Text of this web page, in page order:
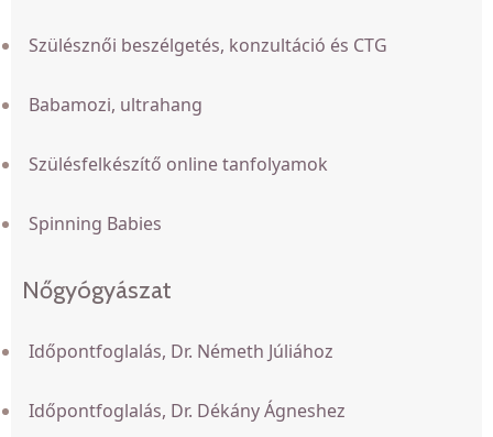
Szülésznői beszélgetés, konzultáció és CTG
Babamozi, ultrahang
Szülésfelkészítő online tanfolyamok
Spinning Babies
Nőgyógyászat
Időpontfoglalás, Dr. Németh Júliához
Időpontfoglalás, Dr. Dékány Ágneshez